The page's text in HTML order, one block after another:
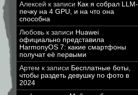
Алексей к записи Как я собрал LLM-
печку на 4 GPU, и на что она
способна
Любовь к записи Huawei
официально представила
HarmonyOS 7: какие смартфоны
получат её первыми
Артем к записи Бесплатные боты,
чтобы раздеть девушку по фото в
2024